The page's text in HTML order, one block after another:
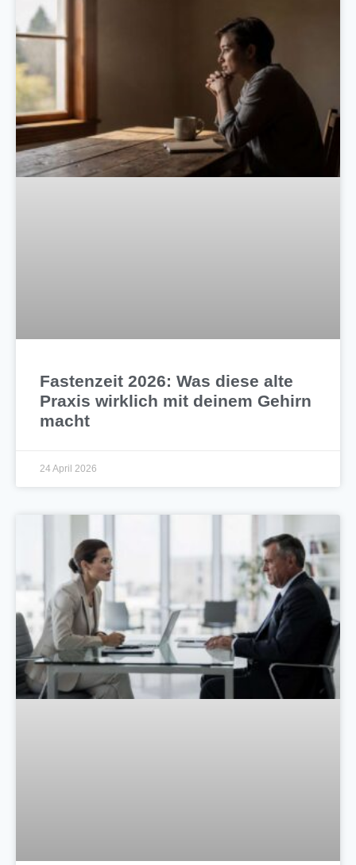
Fastenzeit 2026: Was diese alte
Praxis wirklich mit deinem Gehirn
macht
24 April 2026